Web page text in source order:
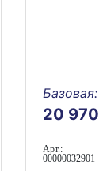
Базовая:
20 970
Арт.:
00000032901